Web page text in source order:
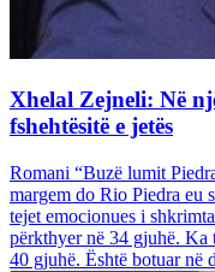
Xhelal Zejneli: Në
fshehtësitë e jetës
Romani “Buzë lumit
margem do Rio Piedra eu
tejet emocionues i
përkthyer në 34 gjuhë. Ka
40 gjuhë. Është botuar në